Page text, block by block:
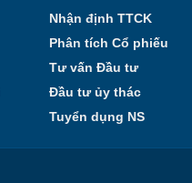
Nhận định TTCK
Phân tích Cổ phiếu
Tư vấn Đầu tư
Đầu tư ủy thác
Tuyển dụng NS